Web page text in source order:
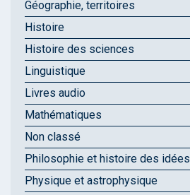
Géographie, territoires
Histoire
Histoire des sciences
Linguistique
Livres audio
Mathématiques
Non classé
Philosophie et histoire des idées
Physique et astrophysique